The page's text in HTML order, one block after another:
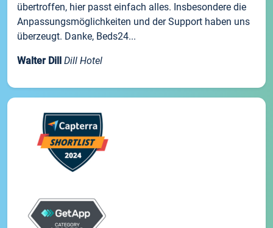
übertroffen, hier passt einfach alles. Insbesondere die
Anpassungsmöglichkeiten und der Support haben uns
überzeugt. Danke, Beds24...
Walter Dill Dill Hotel